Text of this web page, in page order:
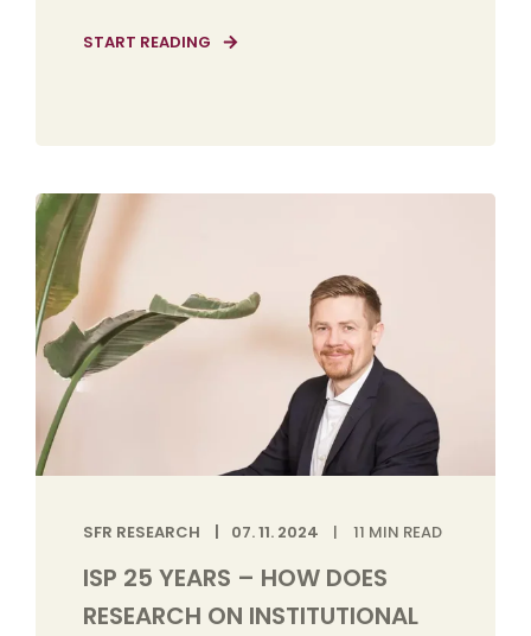
START READING
SFR RESEARCH 07. 11. 2024 11 MIN READ
ISP 25 YEARS – HOW DOES
RESEARCH ON INSTITUTIONAL